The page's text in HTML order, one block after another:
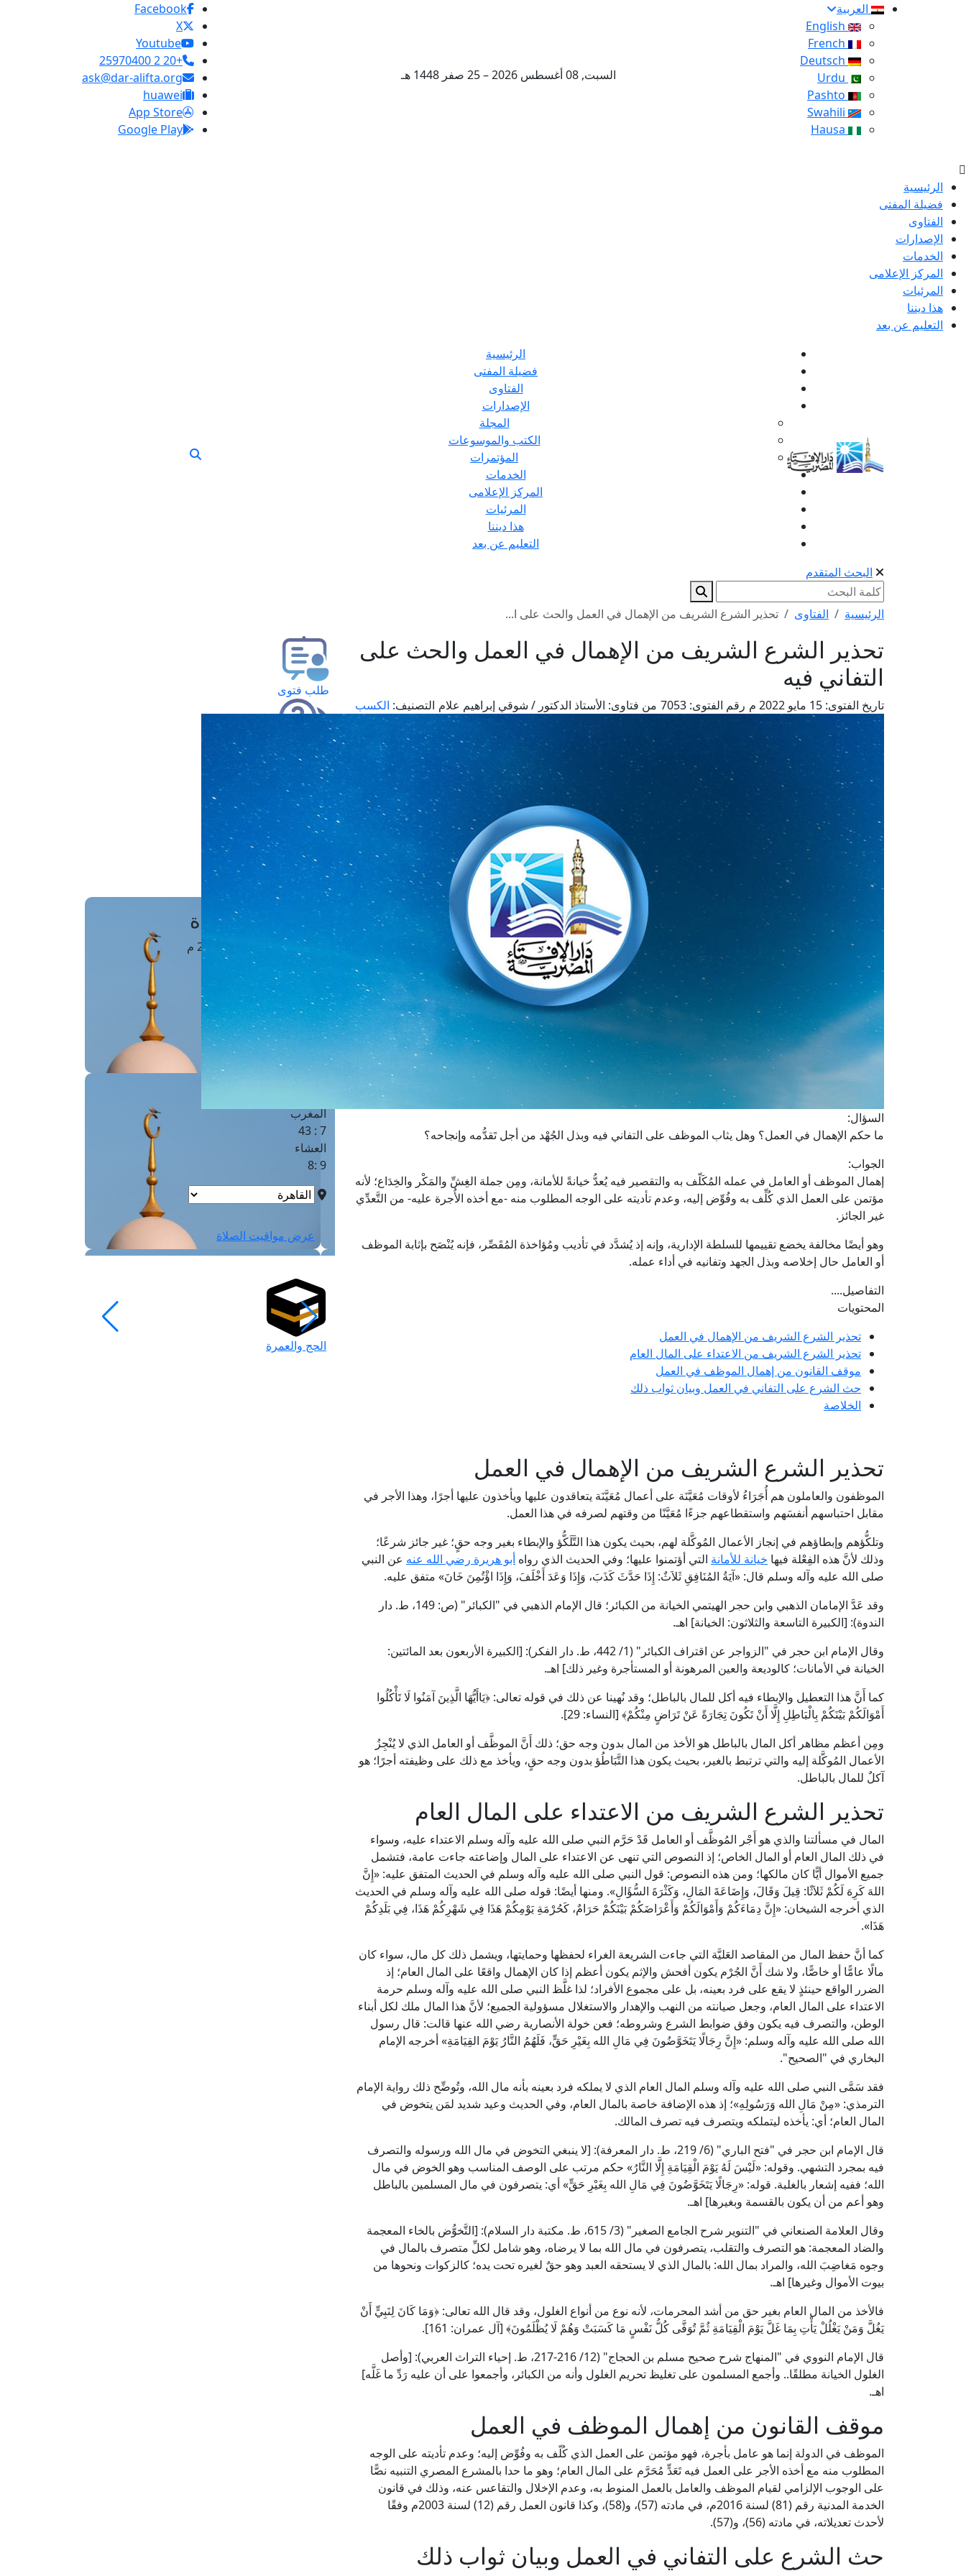
العربية
السبت, 08 أغسطس 2026 – 25 صفر 1448 هـ
Facebook
X
Youtube
+20 2 25970400
ask@dar-alifta.org
huawei
App Store
Google Play
الرئيسية
فضيلة المفتى
الفتاوى
الإصدارات
الخدمات
المركز الإعلامى
المرئيات
هذا ديننا
التعليم عن بعد
الرئيسية
فضيلة المفتى
الفتاوى
الإصدارات
المجلة
الكتب والموسوعات
المؤتمرات
الخدمات
المركز الإعلامى
المرئيات
هذا ديننا
التعليم عن بعد
البحث المتقدم
الرئيسية الفتاوى تحذير الشرع الشريف من الإهمال في العمل والحث على ا...
تحذير الشرع الشريف من الإهمال في العمل والحث على
التفاني فيه
تاريخ الفتوى: رقم الفتوى: من فتاوى: الأستاذ الدكتور / شوقي إبراهيم علام التصنيف: الكسب
السؤال:
ما حكم الإهمال في العمل؟ وهل يثاب الموظف على التفاني فيه وبذل الجُهْد من أجل تَقدُّمه وإنجاحه؟
الجواب:
إهمال الموظف أو العامل في عمله المُكَلّف به والتقصير فيه يُعدُّ خيانةً للأمانة، ومِن جملة الغِشِّ والمَكْر والخِدَاع؛ لأنه
مؤتمن على العمل الذي كُلِّف به وفُوِّض إليه، وعدم تأديته على الوجه المطلوب منه -مع أخذه الأُجرة عليه- من التَّعدِّي
غير الجائز.
وهو أيضًا مخالفة يخضع تقييمها للسلطة الإدارية، وإنه إذ يُشدَّد في تأديب ومُؤاخذة المُقَصِّر، فإنه يُنْصَح بإثابة الموظف
أو العامل حال إخلاصه وبذل الجهد وتفانيه في أداء عمله.
التفاصيل....
المحتويات
تحذير الشرع الشريف من الإهمال في العمل
تحذير الشرع الشريف من الاعتداء على المال العام
موقف القانون من إهمال الموظف في العمل
حث الشرع على التفاني في العمل وبيان ثواب ذلك
الخلاصة
تحذير الشرع الشريف من الإهمال في العمل
الموظفون والعاملون هم أُجَرَاءُ لأوقات مُعَيَّنَة على أعمال مُعَيَّنَة يتعاقدون عليها ويأخذون عليها أجرًا، وهذا الأجر في
مقابل احتباسهم أنفسَهم واستقطاعهم جزءًا مُعَيَّنًا من وقتهم لصرفه في هذا العمل.
وتلكُّؤهم وإبطاؤهم في إنجاز الأعمال المُوكَّلة لهم، بحيث يكون هذا التَّلَكُّؤ والإبطاء بغير وجه حقٍ؛ غير جائز شرعًا؛
وذلك لأنَّ هذه الفِعْلة فيها خيانة للأمانة التي أؤتمنوا عليها؛ وفي الحديث الذي رواه أبو هريرة رضي الله عنه عن النبي
صلى الله عليه وآله وسلم قال: «آيَةُ المُنَافِقِ ثَلاَثٌ: إِذَا حَدَّثَ كَذَبَ، وَإِذَا وَعَدَ أَخْلَفَ، وَإِذَا اؤْتُمِنَ خَانَ» متفق عليه.
وقد عَدَّ الإمامان الذهبي وابن حجر الهيتمي الخيانة من الكبائر؛ قال الإمام الذهبي في "الكبائر" (ص: 149، ط. دار
الندوة): [الكبيرة التاسعة والثلاثون: الخيانة] اهـ.
وقال الإمام ابن حجر في "الزواجر عن اقتراف الكبائر" (1/ 442، ط. دار الفكر): [الكبيرة الأربعون بعد المائتين:
الخيانة في الأمانات؛ كالوديعة والعين المرهونة أو المستأجرة وغير ذلك] اهـ.
كما أَنَّ هذا التعطيل والإبطاء فيه أكل للمال بالباطل؛ وقد نُهينا عن ذلك في قوله تعالى: ﴿يَاأَيُّهَا الَّذِينَ آمَنُوا لَا تَأْكُلُوا
أَمْوَالَكُمْ بَيْنَكُمْ بِالْبَاطِلِ إِلَّا أَنْ تَكُونَ تِجَارَةً عَنْ تَرَاضٍ مِنْكُمْ﴾ [النساء: 29].
ومِن أعظم مظاهر أكل المال بالباطل هو الأخذ من المال بدون وجه حق؛ ذلك أَنَّ الموظَّف أو العامل الذي لا يُنْجِزُ
الأعمال المُوكَّلة إليه والتي ترتبط بالغير، بحيث يكون هذا التَّبَاطُؤ بدون وجه حقٍ، ويأخذ مع ذلك على وظيفته أجرًا؛ هو
آكلٌ للمال بالباطل.
تحذير الشرع الشريف من الاعتداء على المال العام
المال في مسألتنا والذي هو أَجْر المُوظَّف أو العامل قَدْ حَرَّم النبي صلى الله عليه وآله وسلم الاعتداء عليه، وسواء
في ذلك المال العام أو المال الخاص؛ إذ النصوص التي تنهى عن الاعتداء على المال وإضاعته جاءت عامة، فتشمل
جميع الأموال أيًّا كان مالكها؛ ومن هذه النصوص: قول النبي صلى الله عليه وآله وسلم في الحديث المتفق عليه: «إِنَّ
اللهَ كَرِهَ لَكُمْ ثَلاَثًا: قِيلَ وَقَالَ، وَإِضَاعَةَ المَالِ، وَكَثْرَةَ السُّؤَالِ». ومنها أيضًا: قوله صلى الله عليه وآله وسلم في الحديث
الذي أخرجه الشيخان: «إِنَّ دِمَاءَكُمْ وَأَمْوَالَكُمْ وَأَعْرَاضَكُمْ بَيْنَكُمْ حَرَامٌ، كَحُرْمَةِ يَوْمِكُمْ هَذَا فِي شَهْرِكُمْ هَذَا، فِي بَلَدِكُمْ
هَذَا».
كما أنَّ حفظ المال من المقاصد العَليَّة التي جاءت الشريعة الغراء لحفظها وحمايتها، ويشمل ذلك كل مال، سواء كان
مالًا عامًّا أو خاصًّا، ولا شك أَنَّ الجُرْم يكون أفحش والإثم يكون أعظم إذا كان الإهمال واقعًا على المال العام؛ إذ
الضرر الواقع حينئذٍ لا يقع على فرد بعينه، بل على مجموع الأفراد؛ لذا غلَّظ النبي صلى الله عليه وآله وسلم حرمة
الاعتداء على المال العام، وجعل صيانته من النهب والإهدار والاستغلال مسؤولية الجميع؛ لأنَّ هذا المال ملك لكل أبناء
الوطن، والتصرف فيه يكون وفق ضوابط الشرع وشروطه؛ فعن خولة الأنصارية رضي الله عنها قالت: قال رسول
الله صلى الله عليه وآله وسلم: «إِنَّ رِجَالًا يَتَخَوَّضُونَ فِي مَالِ الله بِغَيْرِ حَقٍّ، فَلَهُمُ النَّارُ يَوْمَ القِيَامَةِ» أخرجه الإمام
البخاري في "الصحيح".
فقد سَمَّى النبي صلى الله عليه وآله وسلم المال العام الذي لا يملكه فرد بعينه بأنه مال الله، وتُوضِّح ذلك رواية الإمام
الترمذي: «مِنْ مَالِ الله وَرَسُولِهِ»؛ إذ هذه الإضافة خاصة بالمال العام، وفي الحديث وعيد شديد لمَن يتخوض في
المال العام؛ أي: يأخذه ليتملكه ويتصرف فيه تصرف المالك.
قال الإمام ابن حجر في "فتح الباري" (6/ 219، ط. دار المعرفة): [لا ينبغي التخوض في مال الله ورسوله والتصرف
فيه بمجرد التشهي. وقوله: «لَيْسَ لَهُ يَوْمَ الْقِيَامَةِ إِلَّا النَّارُ» حكم مرتب على الوصف المناسب وهو الخوض في مال
الله؛ ففيه إشعار بالغلبة. قوله: «رِجَالًا يَتَخَوَّضُونَ فِي مَالِ الله بِغَيْرِ حَقٍّ» أي: يتصرفون في مال المسلمين بالباطل
وهو أعم من أن يكون بالقسمة وبغيرها] اهـ.
وقال العلامة الصنعاني في "التنوير شرح الجامع الصغير" (3/ 615، ط. مكتبة دار السلام): [التَّخوُّض بالخاء المعجمة
والضاد المعجمة: هو التصرف والتقلب، يتصرفون في مال الله بما لا يرضاه، وهو شامل لكلِّ متصرف بالمال في
وجوه مَغاضِبَ الله، والمراد بمال الله: بالمال الذي لا يستحقه العبد وهو حقٌ لغيره تحت يده؛ كالزكوات ونحوها من
بيوت الأموال وغيرها] اهـ.
فالأخذ من المال العام بغير حق من أشد المحرمات، لأنه نوع من أنواع الغلول، وقد قال الله تعالى: ﴿وَمَا كَانَ لِنَبِيٍّ أَنْ
يَغُلَّ وَمَنْ يَغْلُلْ يَأْتِ بِمَا غَلَّ يَوْمَ الْقِيَامَةِ ثُمَّ تُوَفَّى كُلُّ نَفْسٍ مَا كَسَبَتْ وَهُمْ لَا يُظْلَمُونَ﴾ [آل عمران: 161].
قال الإمام النووي في "المنهاج شرح صحيح مسلم بن الحجاج" (12/ 216-217، ط. إحياء التراث العربي): [وأصل
الغلول الخيانة مطلقًا.. وأجمع المسلمون على تغليظ تحريم الغلول وأنه من الكبائر، وأجمعوا على أن عليه رَدِّ ما غَلَّه]
اهـ.
موقف القانون من إهمال الموظف في العمل
الموظف في الدولة إنما هو عامل بأجرة، فهو مؤتمن على العمل الذي كُلّف به وفُوِّض إليه؛ وعدم تأديته على الوجه
المطلوب منه مع أخذه الأجر على العمل فيه تَعَدٍّ مُحَرَّم على المال العام؛ وهو ما حدا بالمشرع المصري التنبيه نصًّا
على الوجوب الإلزامي لقيام الموظف والعامل بالعمل المنوط به، وعدم الإخلال والتقاعس عنه، وذلك في قانون
الخدمة المدنية رقم (81) لسنة 2016م، في مادته (57)، و(58)، وكذا قانون العمل رقم (12) لسنة 2003م وفقًا
لأحدث تعديلاته، في مادته (56)، و(57).
حث الشرع على التفاني في العمل وبيان ثواب ذلك
طلب فتوى
استعلام عن فتوى
حجز موعد
الفتوى الهاتفية
مَواقِيتُ الصَّـــلاة
القاهرة · 08 أغسطس 2026 م
الفجر
الشروق
6 :18
1 : 1
المغرب
7 : 43
العشاء
9 :8
عرض مواقيت الصلاة
الحج والعمرة